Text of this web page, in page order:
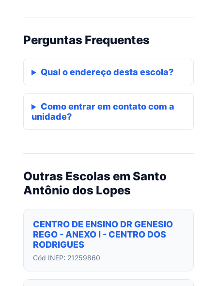
Perguntas Frequentes
Qual o endereço desta escola?
Como entrar em contato com a
unidade?
Outras Escolas em Santo
Antônio dos Lopes
CENTRO DE ENSINO DR GENESIO
REGO - ANEXO I - CENTRO DOS
RODRIGUES
Cód INEP: 21259860